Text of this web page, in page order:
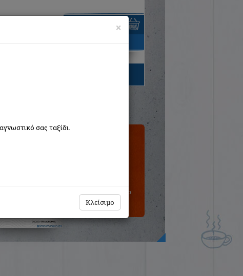
είναι άδειο
Δεν υπάρχει δυνατότητα
παραγγελίας
×
σας ταξίδι.
Κλείσιμο